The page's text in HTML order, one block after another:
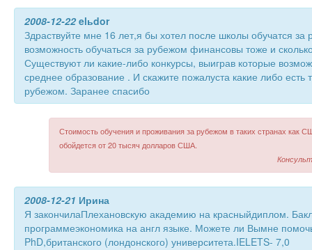
2008-12-22elьdor
Здраствуйте мне 16 лет,я бы хотел после школы обучатся за
возможность обучаться за рубежом финансовы тоже и
Существуют ли какие-либо конкурсы, выиграв которые
среднее образование . И скажите пожалуста какие либо есть
рубежом. Заранее спасибо
Стоимость обучения и проживания за рубежом в таких странах как
обойдется от 20 тысяч долларов США.
2008-12-21 Ирина
Я закончилаПлехановскую академию на красныйдиплом.
программеэкономика на англ языке. Можете ли Вымне
PhD,британского (лондонского) университета.IELETS- 7,0